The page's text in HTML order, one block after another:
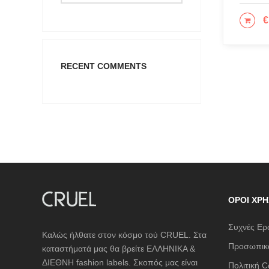
JUPE
€
RECENT COMMENTS
Καλώς ήλθατε στον κόσμο τού CRUEL. Στα
καταστήματά μας θα βρείτε ΕΛΛΗΝΙΚΑ &
ΔΙΕΘΝΗ fashion labels. Σκοπός μας είναι
ΌΡΟΙ
Συχνές
Πολιτική